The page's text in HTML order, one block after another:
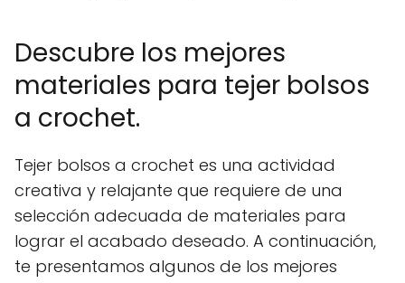
Descubre los mejores
materiales para tejer bolsos
a crochet.
Tejer bolsos a crochet es una actividad
creativa y relajante que requiere de una
selección adecuada de materiales para
lograr el acabado deseado. A continuación,
te presentamos algunos de los mejores